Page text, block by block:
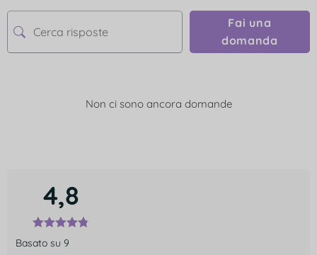
Fai una
domanda
Non ci sono ancora domande
4,8
Basato su 9